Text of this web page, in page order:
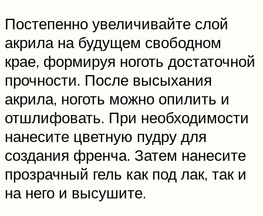
Постепенно увеличивайте слой
акрила на будущем свободном
крае, формируя ноготь достаточной
прочности. После высыхания
акрила, ноготь можно опилить и
отшлифовать. При необходимости
нанесите цветную пудру для
создания френча. Затем нанесите
прозрачный гель как под лак, так и
на него и высушите.